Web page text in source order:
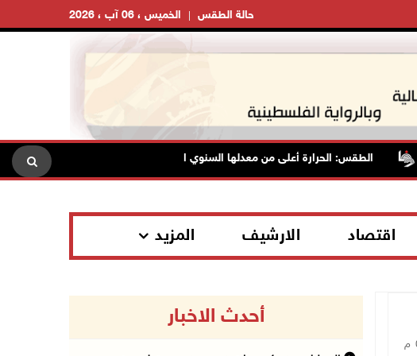
الخميس ، 06 آب ، 2026 حالة الطقس
الطقس: الحرارة أعلى من معدلها السنوي العام الاحتلال يقتحم
اقتصاد الارشيف المزيد
أحدث الاخبار